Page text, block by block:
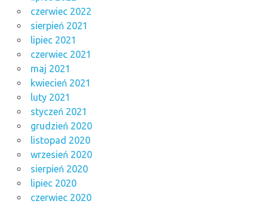
czerwiec 2022
sierpień 2021
lipiec 2021
czerwiec 2021
maj 2021
kwiecień 2021
luty 2021
styczeń 2021
grudzień 2020
listopad 2020
wrzesień 2020
sierpień 2020
lipiec 2020
czerwiec 2020